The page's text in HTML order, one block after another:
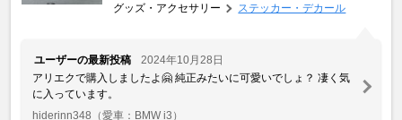
グッズ・アクセサリー ステッカー・デカール
ユーザーの最新投稿
2024年10月28日
アリエクで購入しましたよ🤗 純正みたいに可愛いでしょ？ 凄く気
に入っています。
hiderinn348 （愛車：BMW i3）